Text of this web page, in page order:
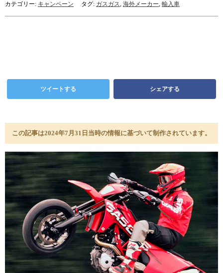
カテゴリー: キャンペーン タグ: ガスガス, 海外メーカー, 輸入車
ツイートする シェアする
この記事は2024年7月31日当時の情報に基づいて制作されています。